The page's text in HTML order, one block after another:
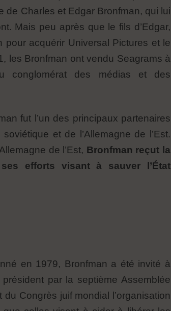
de Charles et Edgar Bronfman, qui lui
Mais peu après que le fils d’Edgar,
acquérir Universal Pictures et le
les Bronfman ont vendu Seagrams à
conglomérat des médias et des
fut l’un des principaux partenaires
et de l’Allemagne de l’Est.
de l’Est, Bronfman reçut la
efforts visant à sauver l’État
en 1979, Bronfman a été invité à
par la septième Assemblée
Congrès juif mondial l’organisation